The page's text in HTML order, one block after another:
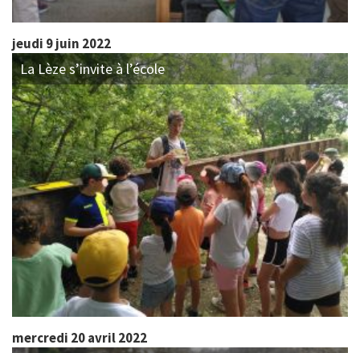
jeudi 9 juin 2022
La Lèze s’invite à l’école
mercredi 20 avril 2022